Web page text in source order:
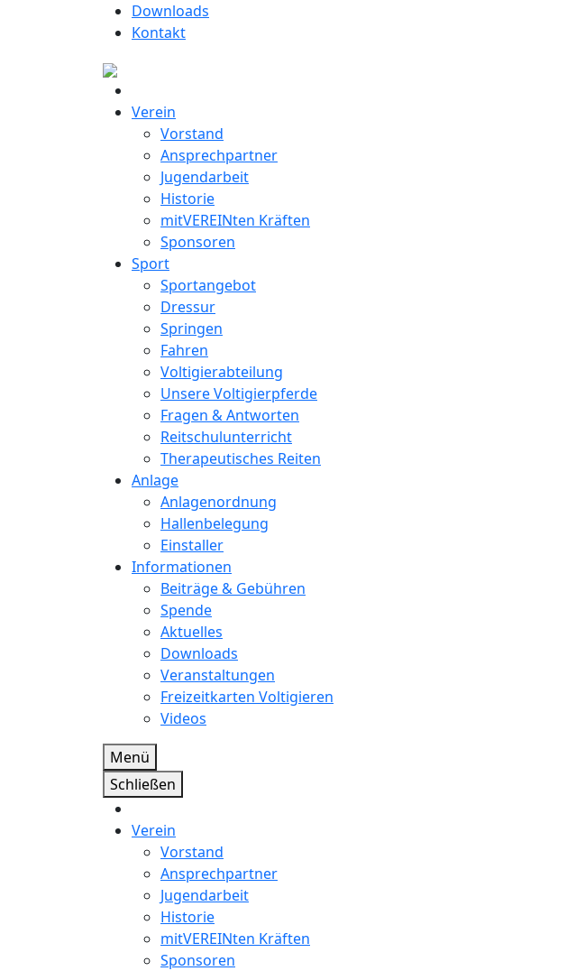
Downloads
Kontakt
Verein
Vorstand
Ansprechpartner
Jugendarbeit
Historie
mitVEREINten Kräften
Sponsoren
Sport
Sportangebot
Dressur
Springen
Fahren
Voltigierabteilung
Unsere Voltigierpferde
Fragen & Antworten
Reitschulunterricht
Therapeutisches Reiten
Anlage
Anlagenordnung
Hallenbelegung
Einstaller
Informationen
Beiträge & Gebühren
Spende
Aktuelles
Downloads
Veranstaltungen
Freizeitkarten Voltigieren
Videos
Menü
Schließen
Verein
Vorstand
Ansprechpartner
Jugendarbeit
Historie
mitVEREINten Kräften
Sponsoren